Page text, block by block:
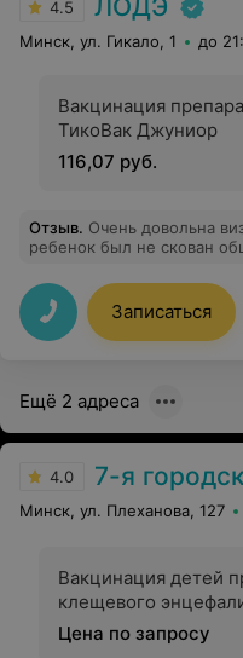
4.5 ЛОДЭ
Минск, ул. Гикало, 1 до
Вакцинация
ТикоВак Джуниор
116,07 руб.
Отзыв. Очень довольна
ребенок был не скован
Записаться
Ещё 2 адреса
4.0 7-я городская
Минск, ул. Плеханова, 127
Вакцинация детей
клещевого
Цена по запросу